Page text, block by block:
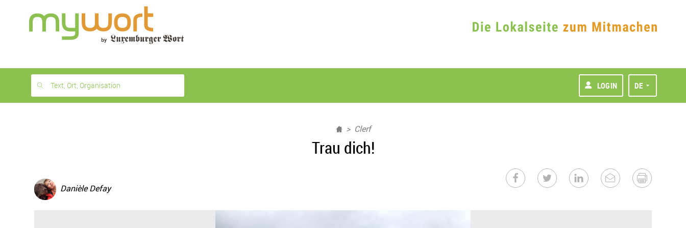
month
free
Text, Ort, Organisation LOGIN DE
Clerf
Trau dich!
Danièle Defay